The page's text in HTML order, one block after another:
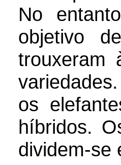
No
objetivo
trouxeram
os
híbridos.
dividem-se